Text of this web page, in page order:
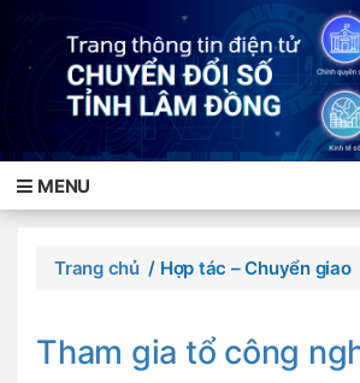
MENU
Trang chủ / Hợp tác – Chuyển giao
Tham gia tổ công